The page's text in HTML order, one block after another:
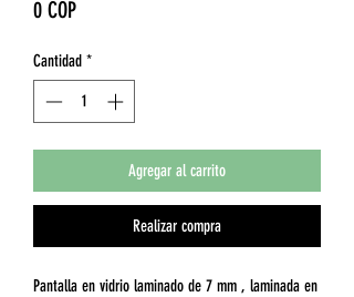
0 COPPrecio
Cantidad *
Agregar al carrito
Realizar compra
Pantalla en vidrio laminado de 7 mm , laminada en